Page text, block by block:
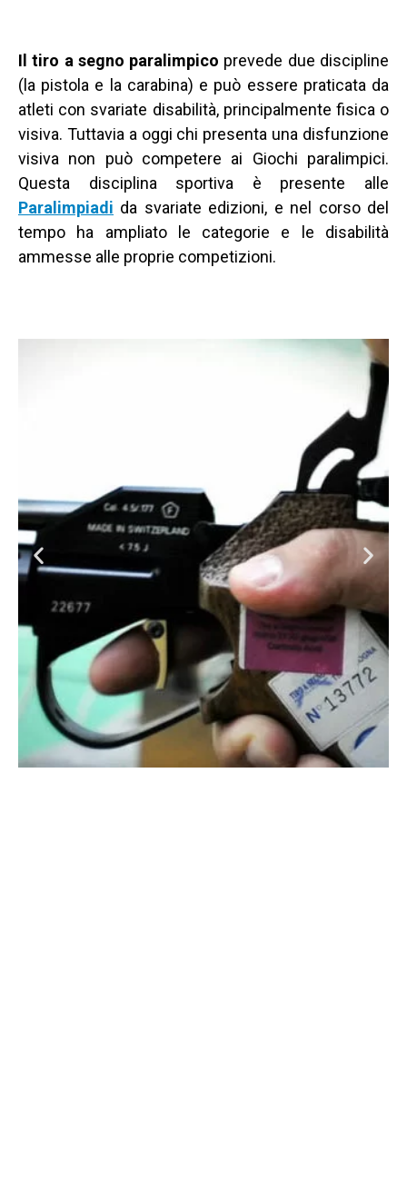
Il tiro a segno paralimpico prevede due discipline
(la pistola e la carabina) e può essere praticata da
atleti con svariate disabilità, principalmente fisica o
visiva. Tuttavia a oggi chi presenta una disfunzione
visiva non può competere ai Giochi paralimpici.
Questa disciplina sportiva è presente alle
Paralimpiadi da svariate edizioni, e nel corso del
tempo ha ampliato le categorie e le disabilità
ammesse alle proprie competizioni.